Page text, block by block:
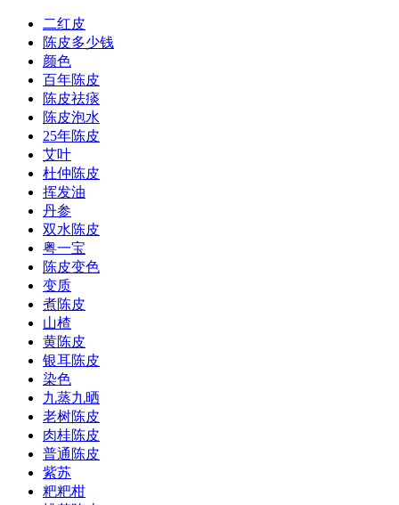
二红皮
陈皮多少钱
颜色
百年陈皮
陈皮祛痰
陈皮泡水
25年陈皮
艾叶
杜仲陈皮
挥发油
丹参
双水陈皮
粤一宝
陈皮变色
变质
煮陈皮
山楂
黄陈皮
银耳陈皮
染色
九蒸九晒
老树陈皮
肉桂陈皮
普通陈皮
紫苏
粑粑柑